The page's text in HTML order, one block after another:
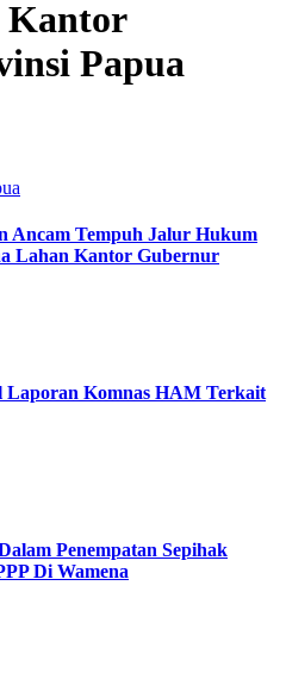
Kantor
Papua
Ancam Tempuh Jalur Hukum
Lahan Kantor Gubernur
Laporan Komnas HAM Terkait
Penempatan Sepihak
Di Wamena